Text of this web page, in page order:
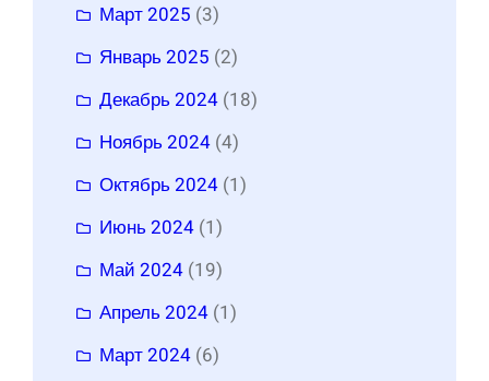
Март 2025 (3)
Январь 2025 (2)
Декабрь 2024 (18)
Ноябрь 2024 (4)
Октябрь 2024 (1)
Июнь 2024 (1)
Май 2024 (19)
Апрель 2024 (1)
Март 2024 (6)